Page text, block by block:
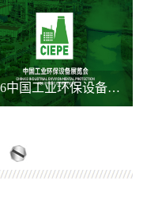
2026中国工业环保设备展览会展览会